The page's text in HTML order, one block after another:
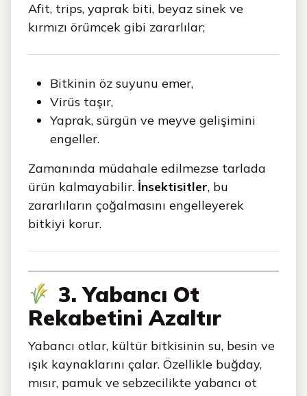
Afit, trips, yaprak biti, beyaz sinek ve
kırmızı örümcek gibi zararlılar;
Bitkinin öz suyunu emer,
Virüs taşır,
Yaprak, sürgün ve meyve gelişimini
engeller.
Zamanında müdahale edilmezse tarlada
ürün kalmayabilir. İnsektisitler, bu
zararlıların çoğalmasını engelleyerek
bitkiyi korur.
3. Yabancı Ot
Rekabetini Azaltır
Yabancı otlar, kültür bitkisinin su, besin ve
ışık kaynaklarını çalar. Özellikle buğday,
mısır, pamuk ve sebzecilikte yabancı ot